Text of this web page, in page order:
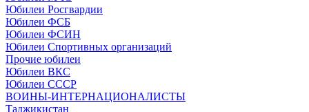
Юбилеи Росгвардии
Юбилеи ФСБ
Юбилеи ФСИН
Юбилеи Спортивных организаций
Прочие юбилеи
Юбилеи ВКС
Юбилеи СССР
ВОИНЫ-ИНТЕРНАЦИОНАЛИСТЫ
Таджикистан